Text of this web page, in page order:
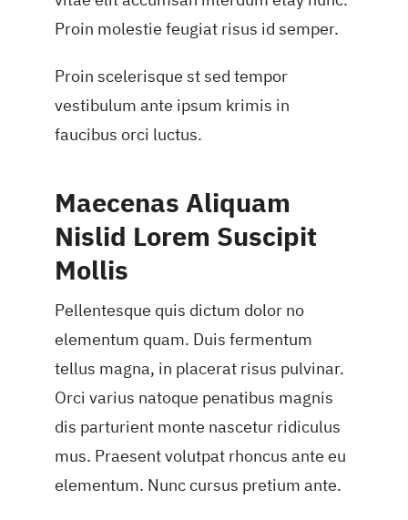
Proin molestie feugiat risus id semper.
Proin scelerisque st sed tempor
vestibulum ante ipsum krimis in
faucibus orci luctus.
Maecenas Aliquam
Nislid Lorem Suscipit
Mollis
Pellentesque quis dictum dolor no
elementum quam. Duis fermentum
tellus magna, in placerat risus pulvinar.
Orci varius natoque penatibus magnis
dis parturient monte nascetur ridiculus
mus. Praesent volutpat rhoncus ante eu
elementum. Nunc cursus pretium ante.